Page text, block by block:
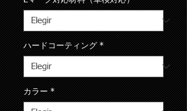
ハードコーティング *
カラー *